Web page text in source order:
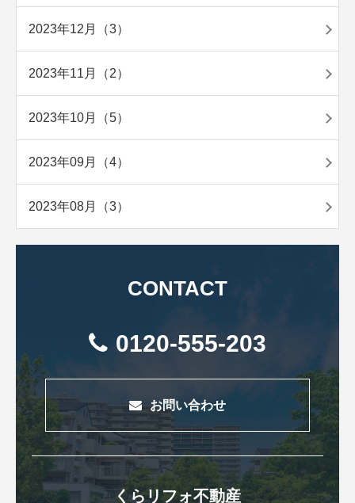
2023年12月（3）
2023年11月（2）
2023年10月（5）
2023年09月（4）
2023年08月（3）
CONTACT
0120-555-203
お問い合わせ
くらリフォ不動産